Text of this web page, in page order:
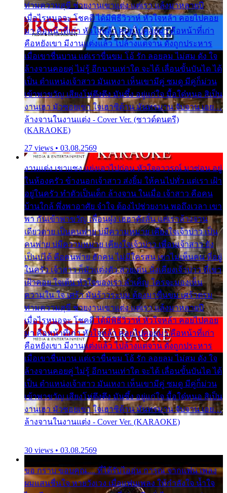
ท่ามความสุขี ช่วยงานเขาแต่ง แต่เรา แล้งมาหลายปี
เมื่อไรหนอจะ โชคดี ได้มีพิธีวิวาห์ หัวใจหล้า คอยไปคอย
มา คือหน้าที่เก่า หัวใจหล้า คอยไปคอยมา คือหน้าที่เก่า
คือหยังเขา มีงานแต่งแล้ว ไปล้างแต่จาน ดั่งถูกประหาร
เมื่อเขาชื่นบาน แต่เราขื่นขม โอ้ รัก ลอยลม ไม่สม ดัง ใจ
ล้างจานคอยคู่ ไม่รู้ อีกนานเท่าใด จะได้ เลื่อนขั้นบันได ได้
เป็น ตำแหน่งเจ้าสาว มันเหงา เห็นเขามีคู่ ซมดู มีคู่ก็ม่วน
เข้าพาขวัญ เสียงโห่ตึงตึง มันซึ้ง อยู่แก่ใจ มื้อใด๋หนอ สิเป็น
งานเฮา มัวซอยเขา ใจเฮาซิด้าน มันทรมาน จับจาน เอย…
ล้างจานในงานแต่ง - Cover Ver. (ซาวด์ดนตรี)
(KARAOKE)
27 views • 03.08.2569
งานแต่ง เขาแซง แย่งเอาไปก่อน หัวใจอาวรณ์ มาซ่อน อยู่
ในห้องครัว ข้างนอกเจ้าสาว ส่งยิ้ม ให้คนไปทั่ว แต่เรา เฝ้า
อยู่ในครัว ทำตัวเป็นเด็ก ล้างจาน ในเมื่อ เจ้าสาว คือคน
บ้านใกล้ พึ่งพาอาศัย จำใจ ต้องไปช่วยงาน พอถึงเวลา เขา
พา กันเข้าพาขวัญ เพื่อนฝูง เฮฮาดังลั่น แต่เราล้างจาน
เดียวดาย เป็นคนพ่าย บ่มีความหมาย เคียงใจเจ้าบ่าว เป็น
คนพ่าย บ่มีความหมาย เคียงใจเจ้าบ่าว เพื่อนเจ้าสาว ยัง
เป็นบ่ได้ คือคนพ่าย ฮักคน ไม่มีใครสน เขาไม่เห็นคน ที่อยู่
ในครัว เจ้าสาว ก็มัวแต่งตัว สวยเด่น นั่งเคียงเจ้าบ่าว ที่เขา
เฝ้าคอย ใจเต้น หัวใจของเรา ลำเค็ญ ใครจะมองเห็น
ความใน ใจ เศร้า มันร้าวระบม ต้องมาขื่นขม เศร้าตรม
ท่ามความสุขี ช่วยงานเขาแต่ง แต่เรา แล้งมาหลายปี
เมื่อไรหนอจะ โชคดี ได้มีพิธีวิวาห์ หัวใจหล้า คอยไปคอย
มา คือหน้าที่เก่า หัวใจหล้า คอยไปคอยมา คือหน้าที่เก่า
คือหยังเขา มีงานแต่งแล้ว ไปล้างแต่จาน ดั่งถูกประหาร
เมื่อเขาชื่นบาน แต่เราขื่นขม โอ้ รัก ลอยลม ไม่สม ดัง ใจ
ล้างจานคอยคู่ ไม่รู้ อีกนานเท่าใด จะได้ เลื่อนขั้นบันได ได้
เป็น ตำแหน่งเจ้าสาว มันเหงา เห็นเขามีคู่ ซมดู มีคู่ก็ม่วน
เข้าพาขวัญ เสียงโห่ตึงตึง มันซึ้ง อยู่แก่ใจ มื้อใด๋หนอ สิเป็น
งานเฮา มัวซอยเขา ใจเฮาซิด้าน มันทรมาน จับจาน เอย…
ล้างจานในงานแต่ง - Cover Ver. (KARAOKE)
30 views • 03.08.2569
ขอ กราบ ขอบคุณ.... ที่ได้รับไออุ่น การุณ จากแฟน เพลง
ผมแสนชื่นใจ หายวังเวง เมื่อแฟนเพลง ให้กำลังใจ น้ำใจ